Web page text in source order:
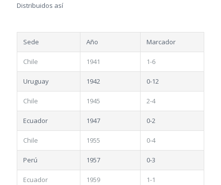
Distribuidos así
Sede Año Marcador
Chile 1941 1-6
Uruguay 1942 0-12
Chile 1945 2-4
Ecuador 1947 0-2
Chile 1955 0-4
Perú 1957 0-3
Ecuador 1959 1-1